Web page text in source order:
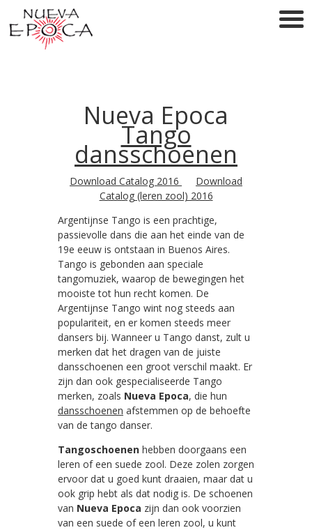
Nueva Epoca
Tango
dansschoenen
Download Catalog 2016
Download
Catalog (leren zool) 2016
Argentijnse Tango is een prachtige,
passievolle dans die aan het einde van de
19e eeuw is ontstaan in Buenos Aires.
Tango is gebonden aan speciale
tangomuziek, waarop de bewegingen het
mooiste tot hun recht komen. De
Argentijnse Tango wint nog steeds aan
populariteit, en er komen steeds meer
dansers bij. Wanneer u Tango danst, zult u
merken dat het dragen van de juiste
dansschoenen een groot verschil maakt. Er
zijn dan ook gespecialiseerde Tango
merken, zoals Nueva Epoca, die hun
dansschoenen afstemmen op de behoefte
van de tango danser.
Tangoschoenen hebben doorgaans een
leren of een suede zool. Deze zolen zorgen
ervoor dat u goed kunt draaien, maar dat u
ook grip hebt als dat nodig is. De schoenen
van Nueva Epoca zijn dan ook voorzien
van een suede of een leren zool, u kunt